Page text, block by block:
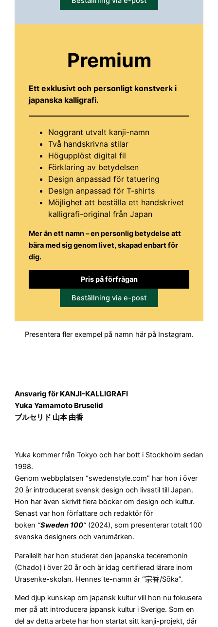
Premium
Ett exklusivt och personligt konstverk i
japanska kalligrafi.
Noggrant utvalt kanji-namn
Två handskrivna stilar
Högupplöst digital fil
Förklaring av betydelsen
Design anpassad för tatuering
Design anpassad för T-shirts
Möjlighet att beställa ett handskrivet
kalligrafi-original från Japan
Mer än ett namn – en personlig betydelse att
bära med sig genom livet, skapad enbart för
dig.
Pris på förfrågan
Beställning via e-post
Presentera fler exempel på namn här på Instagram.
Ansvarig för KANJI-KALLIGRAFI
Yuka Yamamoto Bruselid
ブルセリド 山本 由香
Yuka kommer från Tokyo och har bott i Stockholm sedan
1998.
Genom webbplatsen “swedenstyle.com” har hon i över
20 år introducerat svensk design och livsstil till Japan.
Hon har även skrivit flera böcker om design och kultur.
Senast var hon författare och redaktör för
boken “Sweden 100“(2024), som presenterar totalt 100
svenska designers och varumärken.
Parallellt har hon studerat den japanska teceremonin
(Chado) i över 20 år och är idag certifierad lärare inom
Urasenke-skolan. Hennes te-namn är “宗香/Sōka”.
Med djup kunskap om japansk kultur vill hon nu fokusera
mer på att introducera japansk kultur i Sverige. Som en
del av detta arbete har hon startat sitt kanji-projekt, där